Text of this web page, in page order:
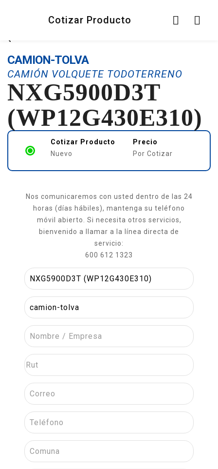
Cotizar Producto
CAMION-TOLVA
CAMIÓN VOLQUETE TODOTERRENO
NXG5900D3T
(WP12G430E310)
Cotizar Producto
Nuevo
Precio
Por Cotizar
Nos comunicaremos con usted dentro de las 24
horas (días hábiles), mantenga su teléfono
móvil abierto. Si necesita otros servicios,
bienvenido a llamar a la línea directa de
servicio:
600 612 1323